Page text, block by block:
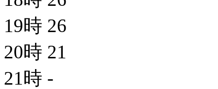
19時 26
20時 21
21時 -